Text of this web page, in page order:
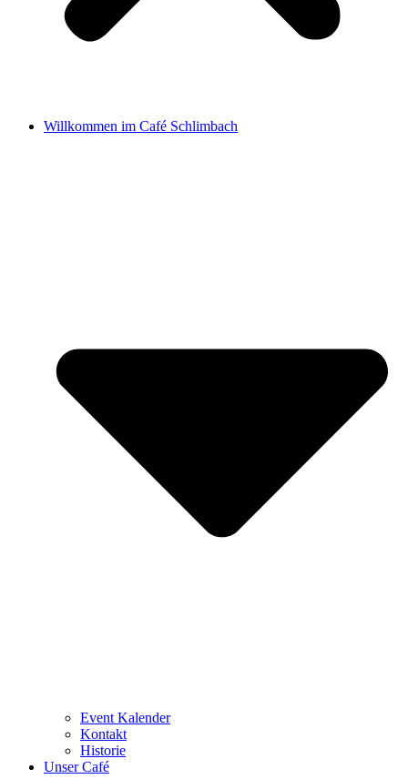
Willkommen im Café Schlimbach
Event Kalender
Kontakt
Historie
Unser Café